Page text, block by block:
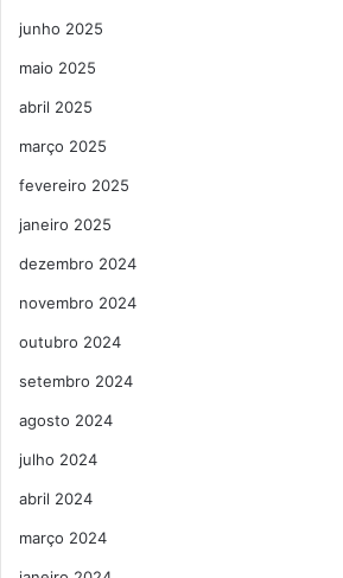
junho 2025
maio 2025
abril 2025
março 2025
fevereiro 2025
janeiro 2025
dezembro 2024
novembro 2024
outubro 2024
setembro 2024
agosto 2024
julho 2024
abril 2024
março 2024